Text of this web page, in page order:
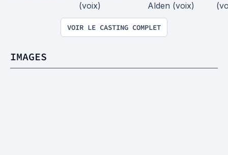
(voix)
Alden (voix)
VOIR LE CASTING COMPLET
IMAGES